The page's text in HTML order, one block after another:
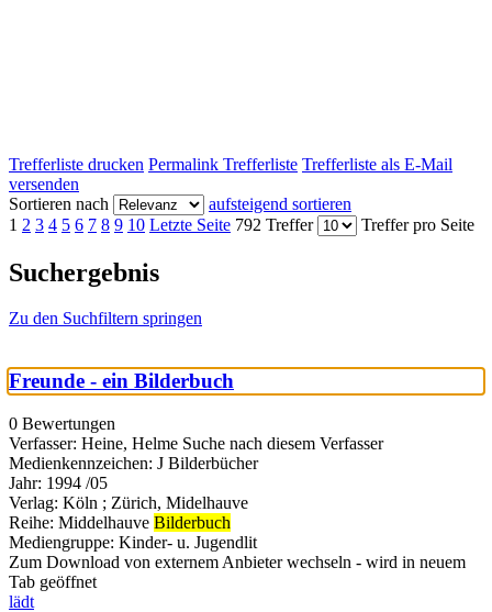
Trefferliste drucken Permalink Trefferliste Trefferliste als E-Mail
versenden
Sortieren nach
aufsteigend sortieren
1 2 3 4 5 6 7 8 9 10 Letzte Seite 792 Treffer Treffer pro Seite
Suchergebnis
Zu den Suchfiltern springen
Freunde - ein Bilderbuch
0 Bewertungen
Verfasser: Heine, Helme Suche nach diesem Verfasser
Medienkennzeichen: J Bilderbücher
Jahr: 1994 /05
Verlag: Köln ; Zürich, Midelhauve
Reihe: Middelhauve Bilderbuch
Mediengruppe: Kinder- u. Jugendlit
Zum Download von externem Anbieter wechseln - wird in neuem
Tab geöffnet
lädt